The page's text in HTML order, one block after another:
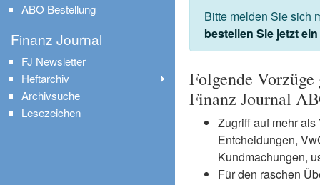
Bitte melden Sie sich
bestellen Sie jetzt
Folgende
Finanz Journal
Zugriff auf mehr
Entcheidungen,
Kundmachungen,
Für den raschen
ABO Bestellung
Finanz Journal
FJ Newsletter
Heftarchiv
Archivsuche
Lesezeichen